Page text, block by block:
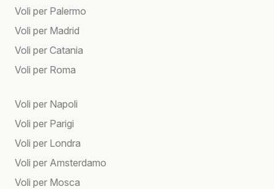
Voli per Palermo
Voli per Madrid
Voli per Catania
Voli per Roma
Voli per Napoli
Voli per Parigi
Voli per Londra
Voli per Amsterdamo
Voli per Mosca